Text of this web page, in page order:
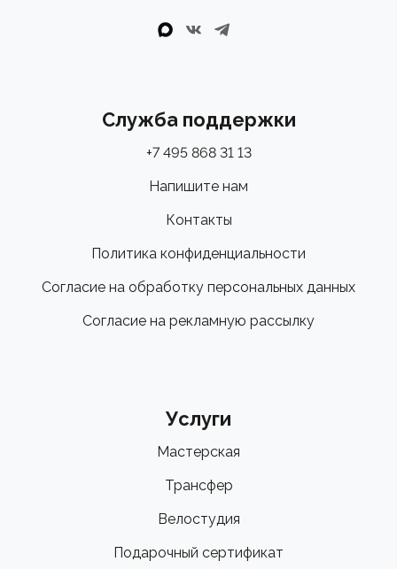
Служба поддержки
+7 495 868 31 13
Напишите нам
Контакты
Политика конфиденциальности
Согласие на обработку персональных данных
Согласие на рекламную рассылку
Услуги
Мастерская
Трансфер
Велостудия
Подарочный сертификат